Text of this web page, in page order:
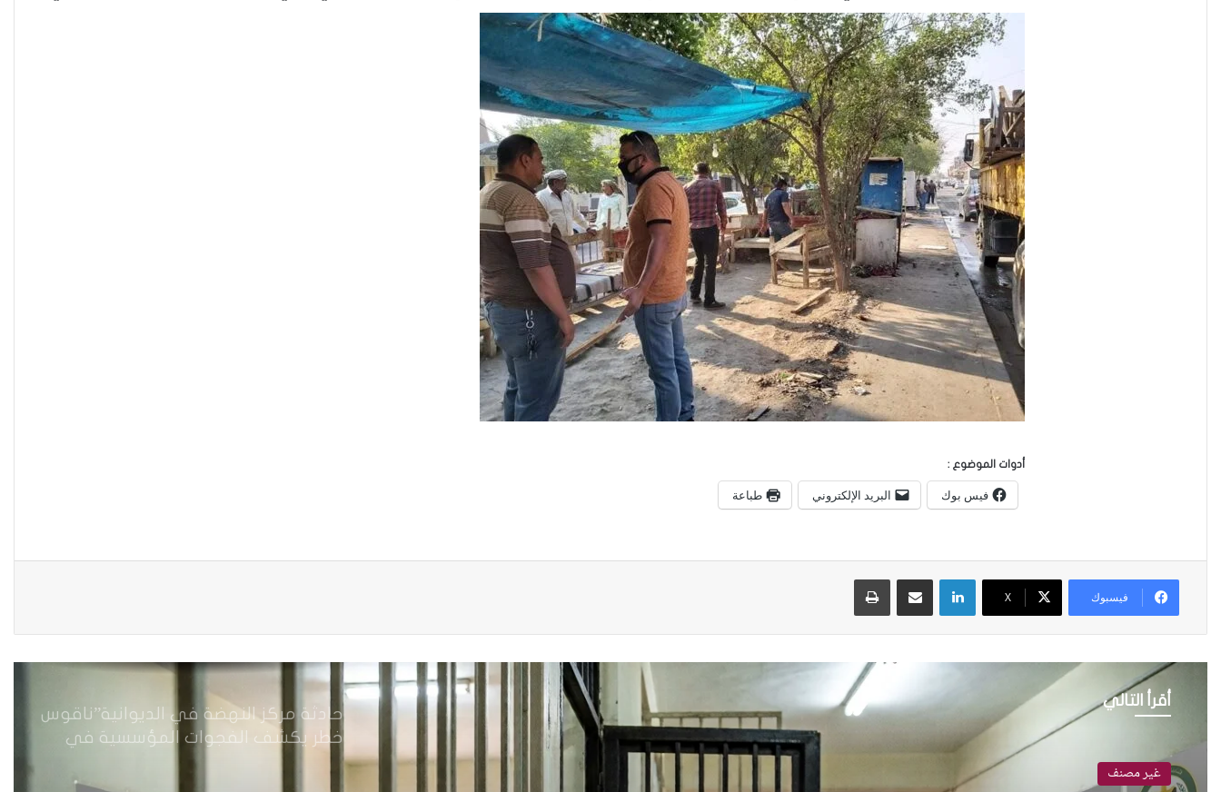
أدوات الموضوع :
فيس بوك البريد الإلكتروني طباعة
فيسبوك X
لينكدإن
أقرأ التالي
غير مصنف
أرامل الحرب في ديالى…هكذا تعيش.
حادثة مركز النهضة في الديوانية”ناقوس
خطر يكشف الفجوات المؤسسية في
إدارة احتجاز النساء بالعراق